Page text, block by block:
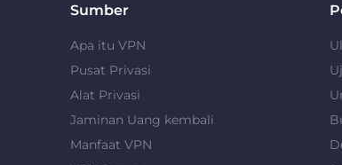
Sumber
Apa itu VPN
Pusat Privasi
Alat Privasi
Jaminan Uang kembali
Manfaat VPN